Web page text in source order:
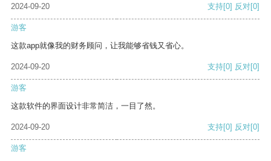
2024-09-20
支持[0] 反对[0]
游客
这款app就像我的财务顾问，让我能够省钱又省心。
2024-09-20 支持[0] 反对[0]
游客
这款软件的界面设计非常简洁，一目了然。
2024-09-20 支持[0] 反对[0]
游客